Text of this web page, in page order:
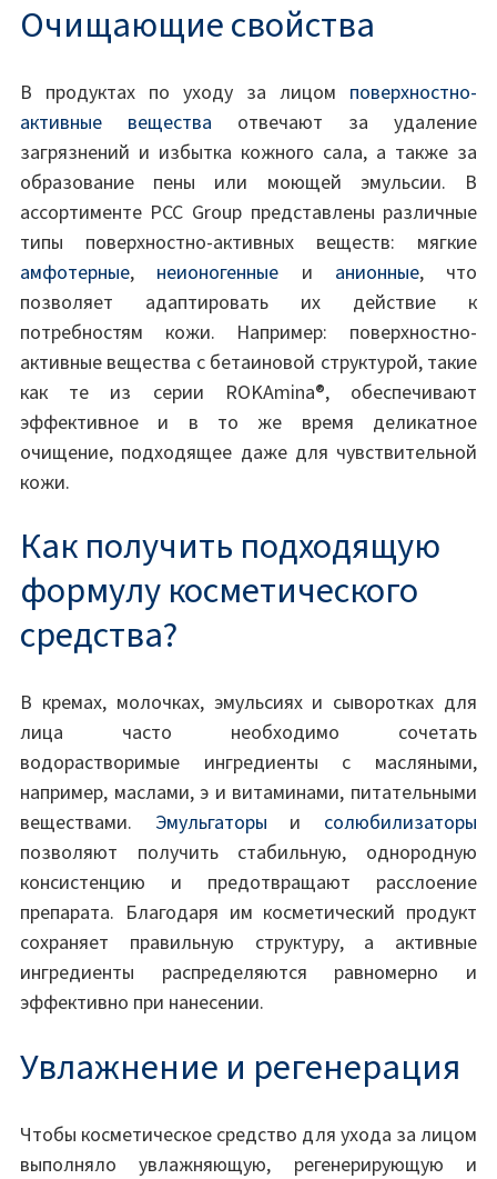
Очищающие свойства
В продуктах по уходу за лицом поверхностно-
активные вещества отвечают за удаление
загрязнений и избытка кожного сала, а также за
образование пены или моющей эмульсии. В
ассортименте PCC Group представлены различные
типы поверхностно-активных веществ: мягкие
амфотерные, неионогенные и анионные, что
позволяет адаптировать их действие к
потребностям кожи. Например: поверхностно-
активные вещества с бетаиновой структурой, такие
как те из серии ROKAmina®, обеспечивают
эффективное и в то же время деликатное
очищение, подходящее даже для чувствительной
кожи.
Как получить подходящую
формулу косметического
средства?
В кремах, молочках, эмульсиях и сыворотках для
лица часто необходимо сочетать
водорастворимые ингредиенты с масляными,
например, маслами, э и витаминами, питательными
веществами. Эмульгаторы и солюбилизаторы
позволяют получить стабильную, однородную
консистенцию и предотвращают расслоение
препарата. Благодаря им косметический продукт
сохраняет правильную структуру, а активные
ингредиенты распределяются равномерно и
эффективно при нанесении.
Увлажнение и регенерация
Чтобы косметическое средство для ухода за лицом
выполняло увлажняющую, регенерирующую и